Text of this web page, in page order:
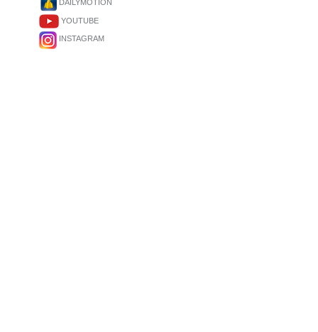
DAILYMOTION
YOUTUBE
INSTAGRAM